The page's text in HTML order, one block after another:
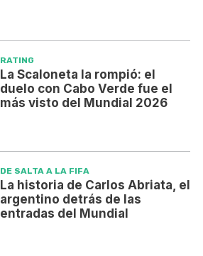
RATING
La Scaloneta la rompió: el
duelo con Cabo Verde fue el
más visto del Mundial 2026
DE SALTA A LA FIFA
La historia de Carlos Abriata, el
argentino detrás de las
entradas del Mundial